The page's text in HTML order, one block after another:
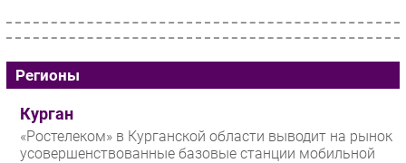
Регионы
Курган
«Ростелеком» в Курганской области выводит на рынок
усовершенствованные базовые станции мобильной